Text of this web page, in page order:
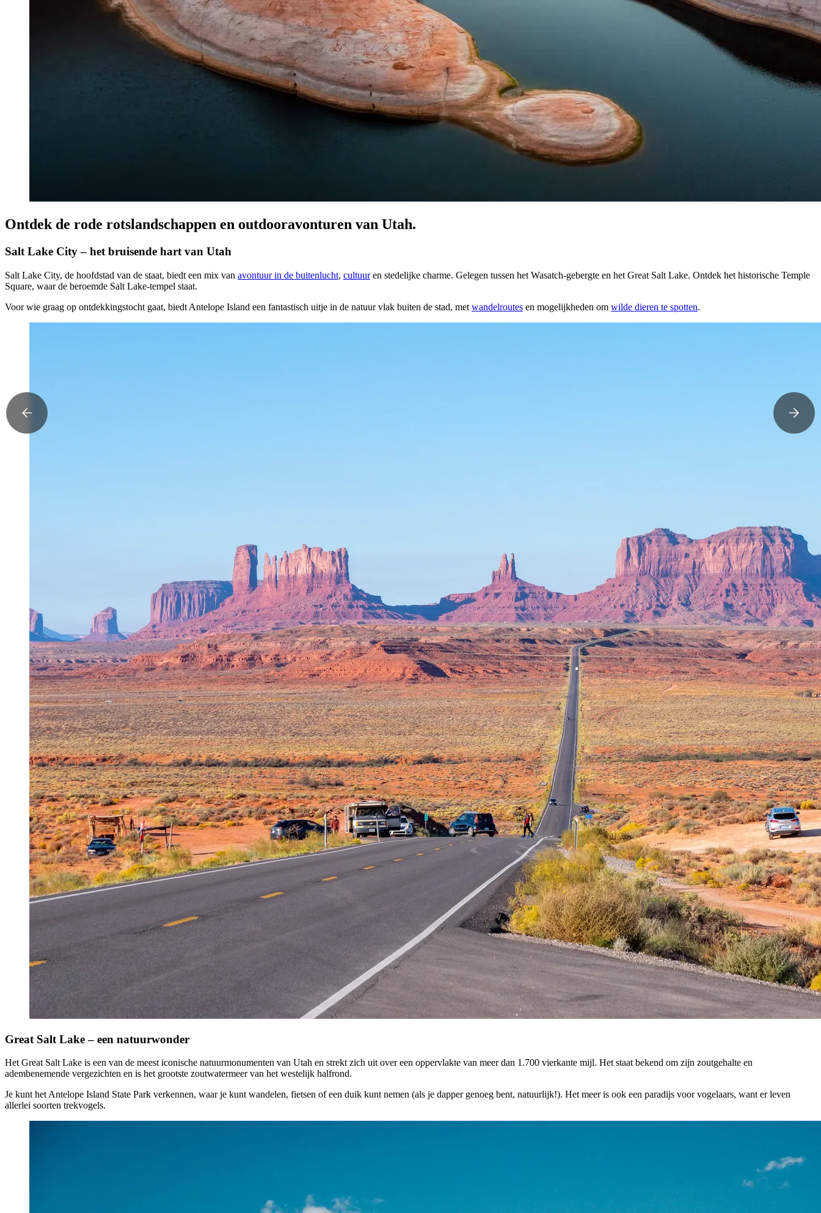
Ontdek de rode rotslandschappen en outdooravonturen van Utah.
Salt Lake City – het bruisende hart van Utah
Salt Lake City, de hoofdstad van de staat, biedt een mix van avontuur in de buitenlucht, cultuuren stedelijke charme. Gelegen tussen het Wasatch-gebergte en het Great Salt Lake. Ontdek het historische Temple
Square, waar de beroemde Salt Lake-tempel staat.
Voor wie graag op ontdekkingstocht gaat, biedt Antelope Island een fantastisch uitje in de natuur vlak buiten de stad, met wandelroutes en mogelijkheden om wilde dieren te spotten.
Great Salt Lake – een natuurwonder
Het Great Salt Lake is een van de meest iconische natuurmonumenten van Utah en strekt zich uit over een oppervlakte van meer dan 1.700 vierkante mijl. Het staat bekend om zijn zoutgehalte en
adembenemende vergezichten en is het grootste zoutwatermeer van het westelijk halfrond.
Je kunt het Antelope Island State Park verkennen, waar je kunt wandelen, fietsen of een duik kunt nemen (als je dapper genoeg bent, natuurlijk!). Het meer is ook een paradijs voor vogelaars, want er leven
allerlei soorten trekvogels.